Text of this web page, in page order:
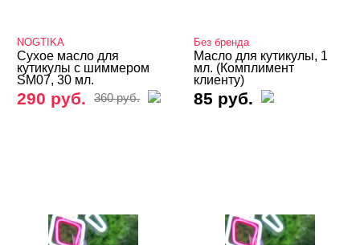
BLOOM
GIORGIO CAPACHINI
ЦЕНА Cвернуть
NOGTIKA
Сухое масло для
кутикулы с шиммером
SM07, 30 мл.
290 руб. 360 руб.
Без бренда
Масло для кутикулы, 1
мл. (Комплимент
клиенту)
85 руб.